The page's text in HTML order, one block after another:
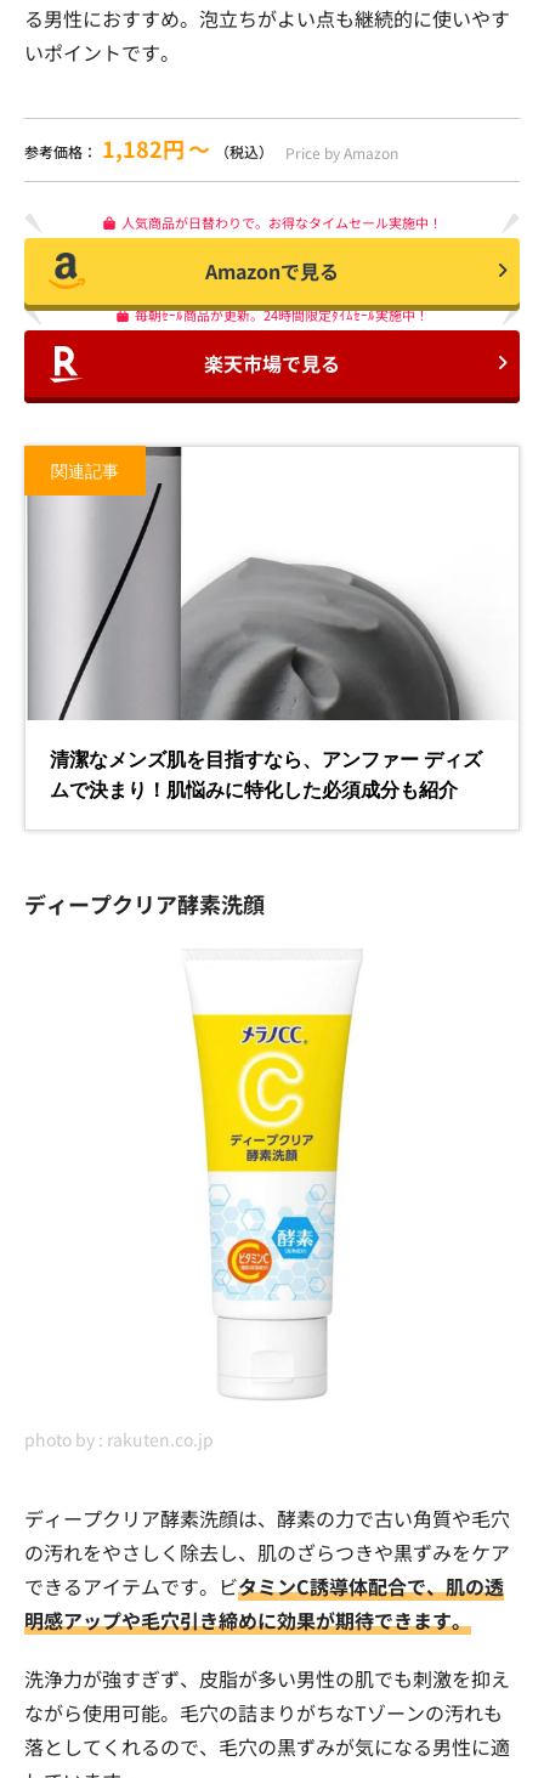
る男性におすすめ。泡立ちがよい点も継続的に使いやす
いポイントです。
参考価格： 1,182円〜 （税込） Price by Amazon
人気商品が日替わりで。お得なタイムセール実施中！
Amazonで見る
毎朝ｾｰﾙ商品が更新。24時間限定ﾀｲﾑｾｰﾙ実施中！
楽天市場で見る
ディープクリア酵素洗顔
photo by : rakuten.co.jp
ディープクリア酵素洗顔は、酵素の力で古い角質や毛穴
の汚れをやさしく除去し、肌のざらつきや黒ずみをケア
できるアイテムです。ビタミンC誘導体配合で、肌の透
明感アップや毛穴引き締めに効果が期待できます。
洗浄力が強すぎず、皮脂が多い男性の肌でも刺激を抑え
ながら使用可能。毛穴の詰まりがちなTゾーンの汚れも
落としてくれるので、毛穴の黒ずみが気になる男性に適